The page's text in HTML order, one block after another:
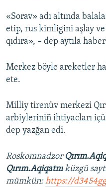
«Sorav» adı altında
etip, rus kimligini aşlay
qıdıra», – dep aytıla
Merkez böyle areketler
ete.
Milliy tirenüv merkezi
arbiyleriniñ ihtiyacları
dep yazğan edi.
Roskomnadzor
Qırım.Aqiqatnıküzgü
mümkün:https://